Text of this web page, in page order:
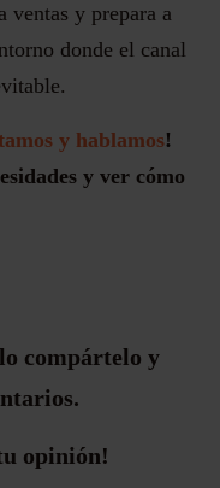
ventas y prepara a
donde el canal
y hablamos!
y ver cómo
compártelo y
opinión!